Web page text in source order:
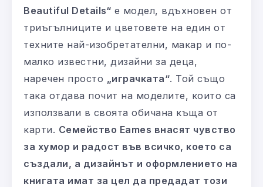
Beautiful Details“ е модел, вдъхновен от
триъгълниците и цветовете на един от
техните най-изобретателни, макар и по-
малко известни, дизайни за деца,
наречен просто „играчката“. Той също
така отдава почит на моделите, които са
използвали в своята обичана къща от
карти. Семейство Eames внасят чувство
за хумор и радост във всичко, което са
създали, а дизайнът и оформлението на
книгата имат за цел да предадат този